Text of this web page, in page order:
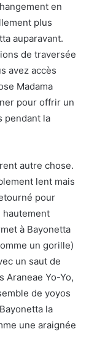
en
plus
auparavant.
de traversée
avez accès
Madama
pour offrir un
pendant la
autre chose.
lent mais
pour
à Bayonetta
un gorille)
un saut de
Araneae Yo-Yo,
de yoyos
la
une araignée